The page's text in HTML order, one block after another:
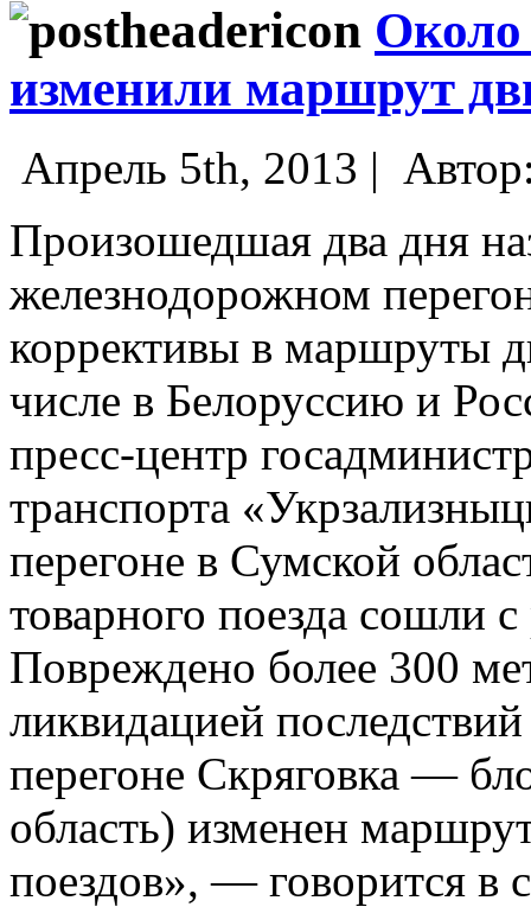
Около
изменили маршрут
Апрель 5th, 2013 |
Произошедшая два дня
железнодорожном
коррективы в маршруты
числе в Белоруссию и
пресс-центр
транспорта
перегоне в Сумской
товарного поезда сошли
Повреждено более 300
ликвидацией
перегоне Скряговка —
область) изменен
поездов», — говорится в